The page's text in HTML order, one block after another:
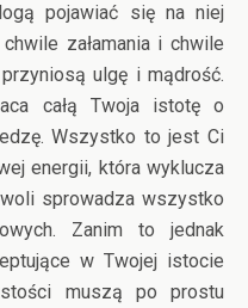
pojawiać się na niej
załamania i chwile
ulgę i mądrość.
całą Twoja istotę o
Wszystko to jest Ci
energii, która wyklucza
sprowadza wszystko
Zanim to jednak
w Twojej istocie
muszą po prostu